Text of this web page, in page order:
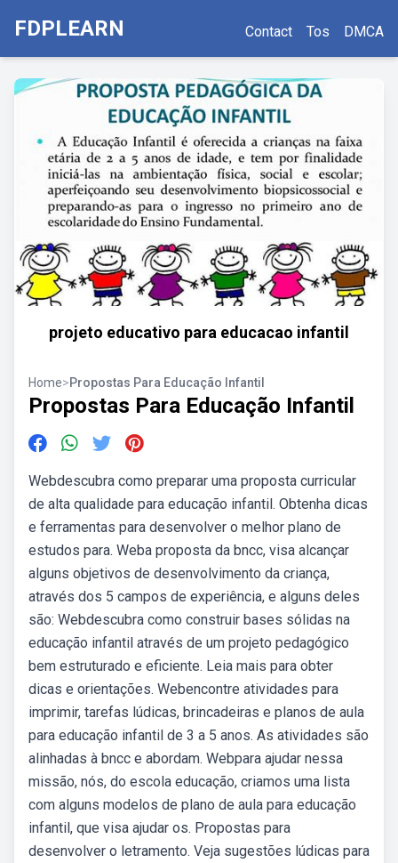
FDPLEARN Contact Tos DMCA
projeto educativo para educacao infantil
Home>Propostas Para Educação Infantil
Propostas Para Educação Infantil
Webdescubra como preparar uma proposta curricular
de alta qualidade para educação infantil. Obtenha dicas
e ferramentas para desenvolver o melhor plano de
estudos para. Weba proposta da bncc, visa alcançar
alguns objetivos de desenvolvimento da criança,
através dos 5 campos de experiência, e alguns deles
são: Webdescubra como construir bases sólidas na
educação infantil através de um projeto pedagógico
bem estruturado e eficiente. Leia mais para obter
dicas e orientações. Webencontre atividades para
imprimir, tarefas lúdicas, brincadeiras e planos de aula
para educação infantil de 3 a 5 anos. As atividades são
alinhadas à bncc e abordam. Webpara ajudar nessa
missão, nós, do escola educação, criamos uma lista
com alguns modelos de plano de aula para educação
infantil, que visa ajudar os. Propostas para
desenvolver o letramento. Veja sugestões lúdicas para